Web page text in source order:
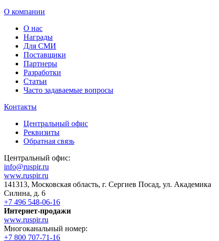
О компании
О нас
Награды
Для СМИ
Поставщики
Партнеры
Разработки
Статьи
Часто задаваемые вопросы
Контакты
Центральный офис
Реквизиты
Обратная связь
Центральный офис:
info@ruspir.ru
www.ruspir.ru
141313, Московская область, г. Сергиев Посад, ул. Академика
Силина, д. 6
+7 496 548-06-16
Интернет-продажи
www.ruspir.ru
Многоканальный номер:
+7 800 707-71-16